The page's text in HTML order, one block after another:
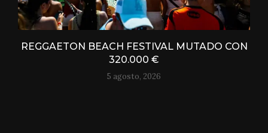
REGGAETON BEACH FESTIVAL MUTADO CON
320.000 €
5 agosto, 2026